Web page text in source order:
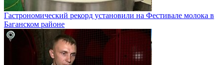
Гастрономический рекорд установили на Фестивале молока в
Баганском районе